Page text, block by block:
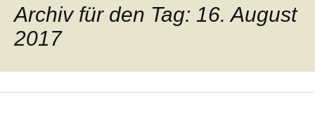
Archiv für den Tag: 16. August
2017